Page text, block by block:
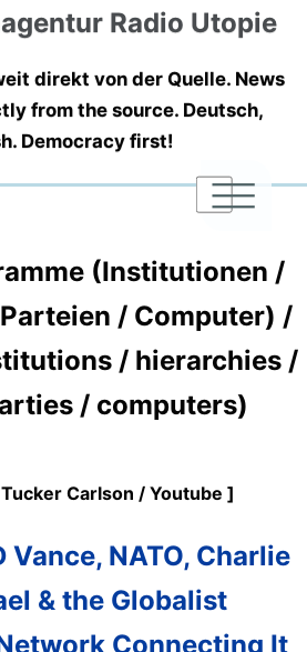
Radio Utopie
direkt von der Quelle. News
from the source. Deutsch,
Democracy first!
|
|
|
(Institutionen /
/ Computer) /
/ hierarchies /
/ computers)
Carlson / Youtube ]
Vance, NATO, Charlie
& the Globalist
Connecting It